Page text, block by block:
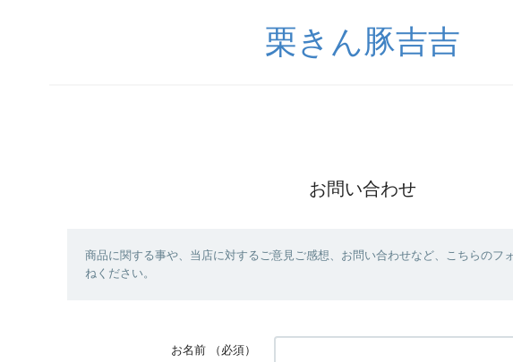
栗きん豚吉吉
お問い合わせ
商品に関する事や、当店に対するご意見ご感想、お問い合わせなど、こちらのフ
ねください。
お名前 （必須）